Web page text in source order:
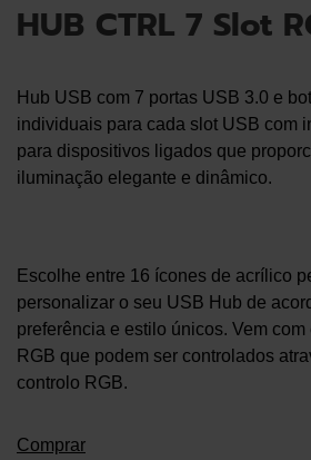
HUB CTRL 7 Slot
Hub USB com 7 portas USB 3.0 e
individuais para cada slot USB com
para dispositivos ligados que
iluminação elegante e dinâmico.
Escolhe entre 16 ícones de acrílico
personalizar o seu USB Hub de
preferência e estilo únicos. Vem
RGB que podem ser controlados
controlo RGB.
Comprar